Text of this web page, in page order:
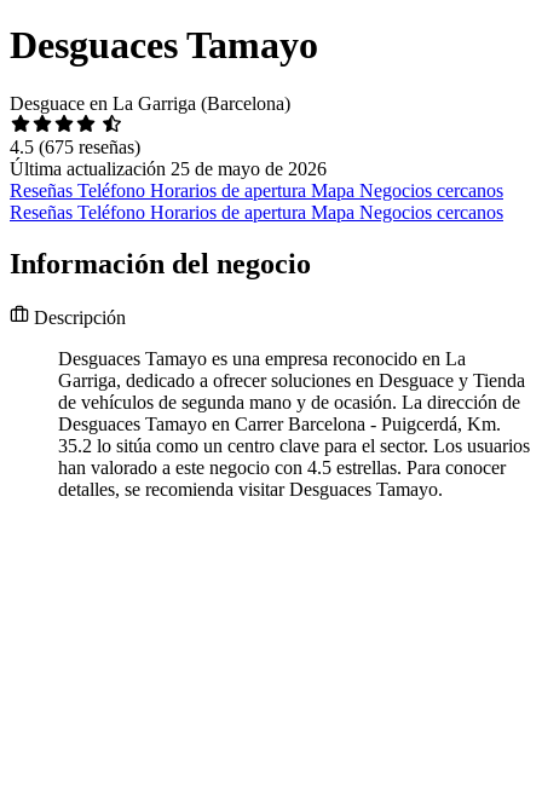
Desguaces Tamayo
Desguace en La Garriga (Barcelona)
4.5 (675 reseñas)
Última actualización 25 de mayo de 2026
Reseñas Teléfono Horarios de apertura Mapa Negocios cercanos
Reseñas Teléfono Horarios de apertura Mapa Negocios cercanos
Información del negocio
Descripción
Desguaces Tamayo es una empresa reconocido en La
Garriga, dedicado a ofrecer soluciones en Desguace y Tienda
de vehículos de segunda mano y de ocasión. La dirección de
Desguaces Tamayo en Carrer Barcelona - Puigcerdá, Km.
35.2 lo sitúa como un centro clave para el sector. Los usuarios
han valorado a este negocio con 4.5 estrellas. Para conocer
detalles, se recomienda visitar Desguaces Tamayo.